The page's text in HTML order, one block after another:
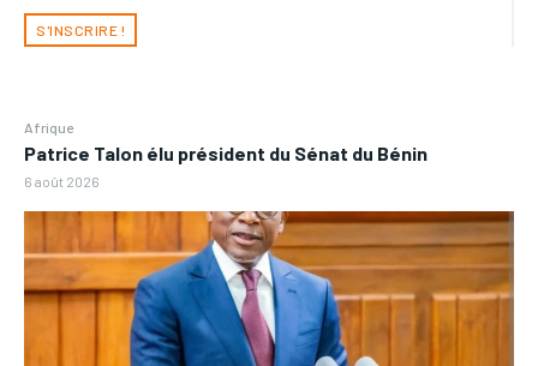
S'INSCRIRE !
Afrique
Patrice Talon élu président du Sénat du Bénin
6 août 2026